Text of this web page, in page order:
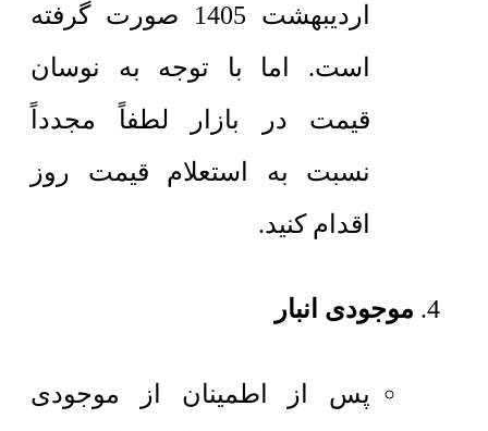
اردیبهشت 1405 صورت گرفته
است. اما با توجه به نوسان
قیمت در بازار لطفاً مجدداً
نسبت به استعلام قیمت روز
اقدام کنید.
موجودی انبار
پس از اطمینان از موجودی